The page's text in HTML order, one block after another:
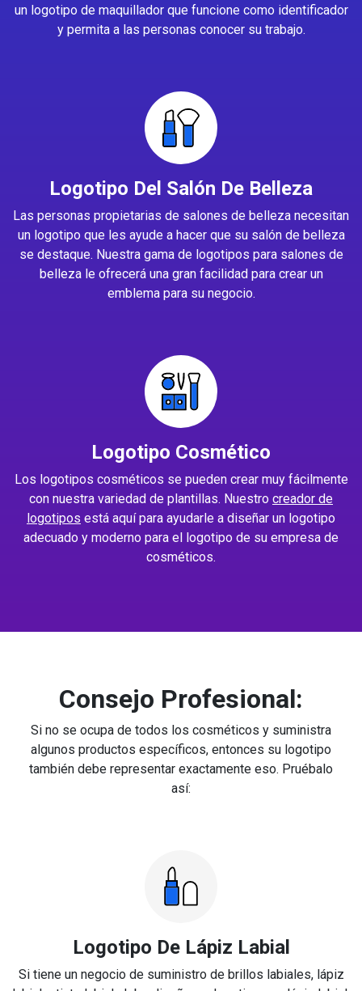
un logotipo de maquillador que funcione como identificador
y permita a las personas conocer su trabajo.
Logotipo Del Salón De Belleza
Las personas propietarias de salones de belleza necesitan
un logotipo que les ayude a hacer que su salón de belleza
se destaque. Nuestra gama de logotipos para salones de
belleza le ofrecerá una gran facilidad para crear un
emblema para su negocio.
Logotipo Cosmético
Los logotipos cosméticos se pueden crear muy fácilmente
con nuestra variedad de plantillas. Nuestro creador de
logotipos está aquí para ayudarle a diseñar un logotipo
adecuado y moderno para el logotipo de su empresa de
cosméticos.
Consejo Profesional:
Si no se ocupa de todos los cosméticos y suministra
algunos productos específicos, entonces su logotipo
también debe representar exactamente eso. Pruébalo
así:
Logotipo De Lápiz Labial
Si tiene un negocio de suministro de brillos labiales, lápiz